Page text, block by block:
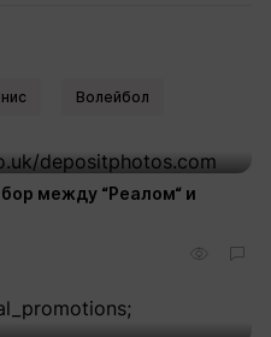
Волейбол
между “Реалом“ и